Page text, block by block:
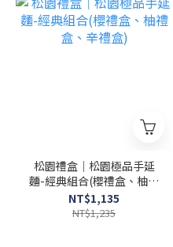
松園禮盒｜松園極品手延
麵-經典組合(櫻禮盒、柚禮
盒、辛禮盒)
NT$1,135
NT$1,235